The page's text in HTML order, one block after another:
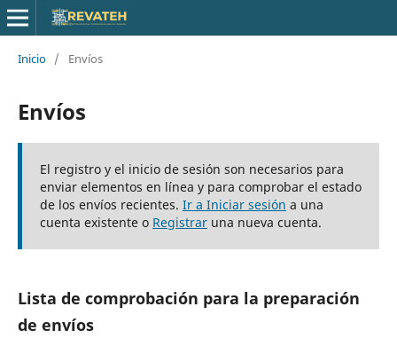
Inicio / Envíos
Envíos
El registro y el inicio de sesión son necesarios para
enviar elementos en línea y para comprobar el estado
de los envíos recientes. Ir a Iniciar sesión a una
cuenta existente o Registraruna nueva cuenta.
Lista de comprobación para la preparación
de envíos